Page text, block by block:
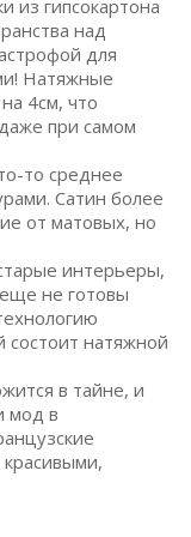
из гипсокартона
над
для
Натяжные
4см, что
при самом
то среднее
Сатин более
от матовых, но
интерьеры,
не готовы
состоит натяжной
в тайне, и
мод в